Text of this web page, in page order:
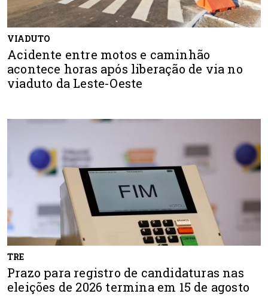
VIADUTO
Acidente entre motos e caminhão
acontece horas após liberação de via no
viaduto da Leste-Oeste
TRE
Prazo para registro de candidaturas nas
eleições de 2026 termina em 15 de agosto